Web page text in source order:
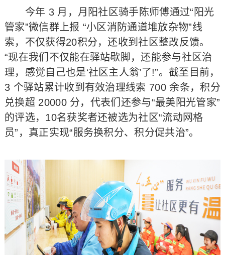
今年 3 月，月阳社区骑手陈师傅通过“阳光
管家”微信群上报 “小区消防通道堆放杂物”线
索，不仅获得20积分，还收到社区整改反馈。
“现在我们不仅能在驿站歇脚，还能参与社区治
理，感觉自己也是‘社区主人翁’了!”。截至目前，
3 个驿站累计收到有效治理线索 700 余条，积分
兑换超 20000 分，代表们还参与“最美阳光管家”
的评选，10名获奖者还被选为社区“流动网格
员”，真正实现“服务换积分、积分促共治”。​